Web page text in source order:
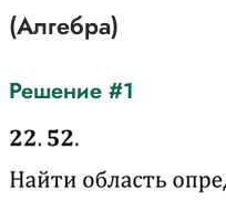
(Алгебра)
Решение #1